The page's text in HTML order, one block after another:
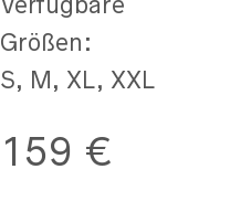
Größen:
S, M, XL, XXL
159 €